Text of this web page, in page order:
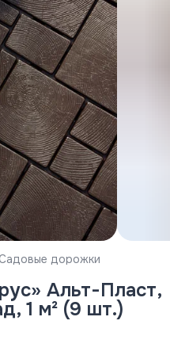
Садовые дорожки
Альт-Пласт,
1 м² (9 шт.)